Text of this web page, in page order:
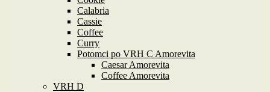
Calabria
Cassie
Coffee
Curry
Potomci po VRH C Amorevita
Caesar Amorevita
Coffee Amorevita
VRH D